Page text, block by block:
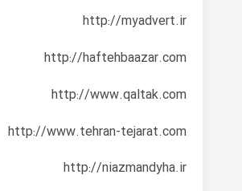
http://myadvert.ir
http://haftehbaazar.com
http://www.qaltak.com
http://www.tehran-tejarat.com
http://niazmandyha.ir